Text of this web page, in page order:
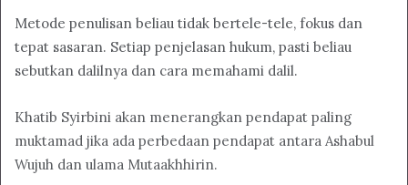
Metode penulisan beliau tidak bertele-tele, fokus dan
tepat sasaran. Setiap penjelasan hukum, pasti beliau
sebutkan dalilnya dan cara memahami dalil.
Khatib Syirbini akan menerangkan pendapat paling
muktamad jika ada perbedaan pendapat antara Ashabul
Wujuh dan ulama Mutaakhhirin.